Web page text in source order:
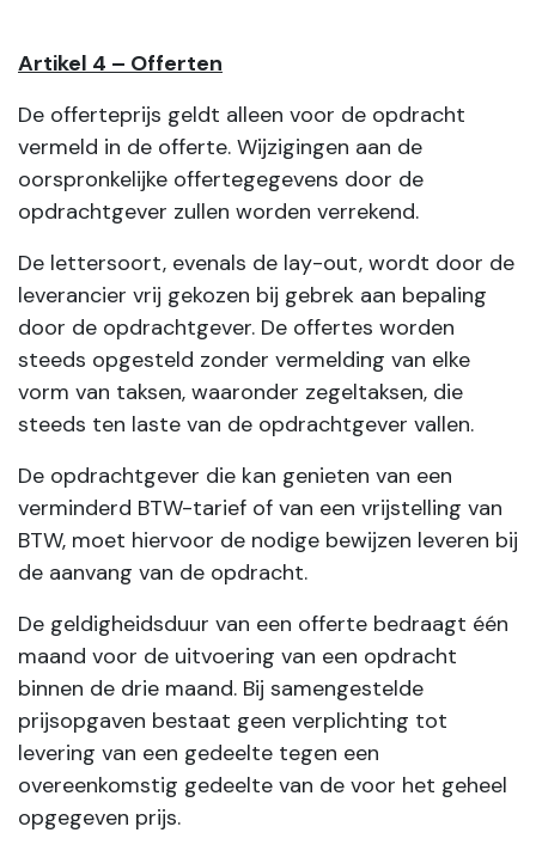
Artikel 4 – Offerten
De offerteprijs geldt alleen voor de opdracht
vermeld in de offerte. Wijzigingen aan de
oorspronkelijke offertegegevens door de
opdrachtgever zullen worden verrekend.
De lettersoort, evenals de lay-out, wordt door de
leverancier vrij gekozen bij gebrek aan bepaling
door de opdrachtgever. De offertes worden
steeds opgesteld zonder vermelding van elke
vorm van taksen, waaronder zegeltaksen, die
steeds ten laste van de opdrachtgever vallen.
De opdrachtgever die kan genieten van een
verminderd BTW-tarief of van een vrijstelling van
BTW, moet hiervoor de nodige bewijzen leveren bij
de aanvang van de opdracht.
De geldigheidsduur van een offerte bedraagt één
maand voor de uitvoering van een opdracht
binnen de drie maand. Bij samengestelde
prijsopgaven bestaat geen verplichting tot
levering van een gedeelte tegen een
overeenkomstig gedeelte van de voor het geheel
opgegeven prijs.